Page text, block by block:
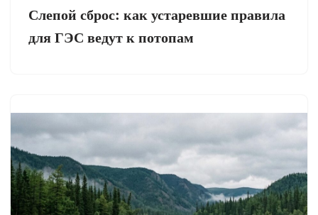
Слепой сброс: как устаревшие правила
для ГЭС ведут к потопам